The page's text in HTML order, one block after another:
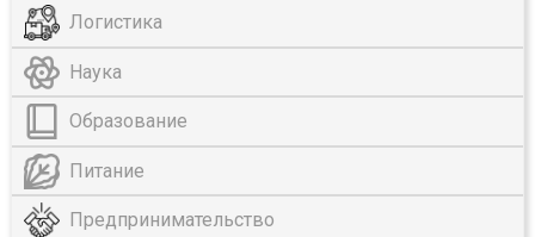
Логистика
Наука
Образование
Питание
Предпринимательство